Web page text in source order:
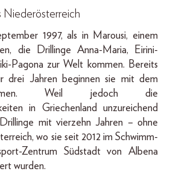
Niederösterreich
1997, als in Marousi, einem
die Drillinge Anna-Maria, Eirini-
Pagona zur Welt kommen. Bereits
drei Jahren beginnen sie mit dem
Weil jedoch die
in Griechenland unzureichend
mit vierzehn Jahren – ohne
wo sie seit 2012 im Schwimm-
Zentrum Südstadt von Albena
wurden.